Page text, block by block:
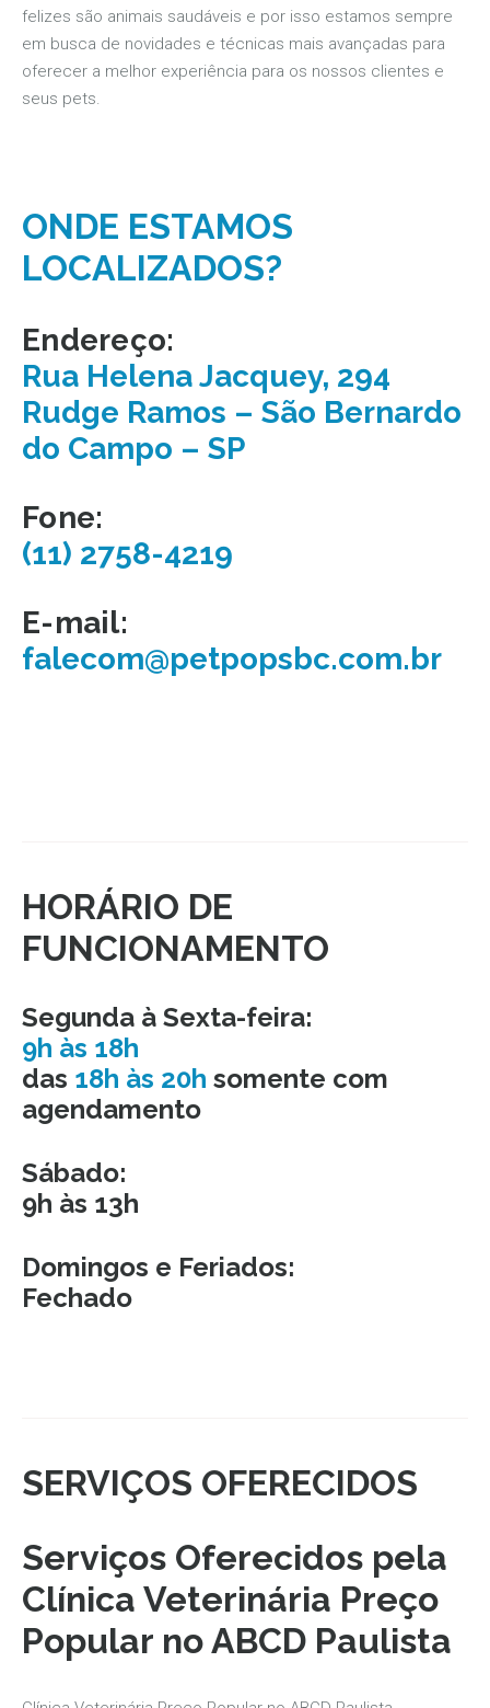
felizes são animais saudáveis e por isso estamos sempre
em busca de novidades e técnicas mais avançadas para
oferecer a melhor experiência para os nossos clientes e
seus pets.
ONDE ESTAMOS
LOCALIZADOS?
Endereço:
Rua Helena Jacquey, 294
Rudge Ramos – São Bernardo
do Campo – SP
Fone:
(11) 2758-4219
E-mail:
falecom@petpopsbc.com.br
HORÁRIO DE
FUNCIONAMENTO
Segunda à Sexta-feira:
9h às 18h
das 18h às 20h somente com
agendamento
Sábado:
9h às 13h
Domingos e Feriados:
Fechado
SERVIÇOS OFERECIDOS
Serviços Oferecidos pela
Clínica Veterinária Preço
Popular no ABCD Paulista